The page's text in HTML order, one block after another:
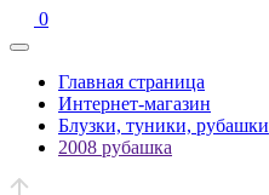
0
Главная страница
Интернет-магазин
Блузки, туники, рубашки
2008 рубашка